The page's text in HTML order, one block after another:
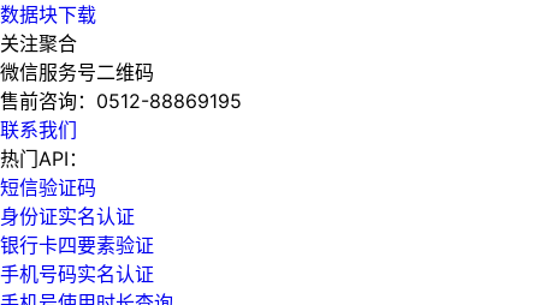
数据块下载
关注聚合
微信服务号二维码
售前咨询： 0512-88869195
联系我们
热门API：
短信验证码
身份证实名认证
银行卡四要素验证
手机号码实名认证